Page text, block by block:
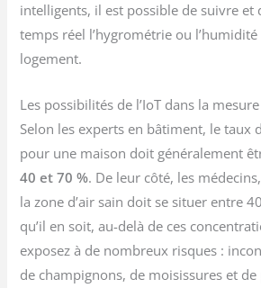
intelligents, il est possible de suivre et
temps réel l’hygrométrie ou
logement.
Les possibilités de l’IoT dans la
Selon les experts en bâtiment, le taux
pour une maison doit généralement
40 et 70 %. De leur côté, les
la zone d’air sain doit se situer entre
qu’il en soit, au-delà de ces
exposez à de nombreux risques :
de champignons, de moisissures et